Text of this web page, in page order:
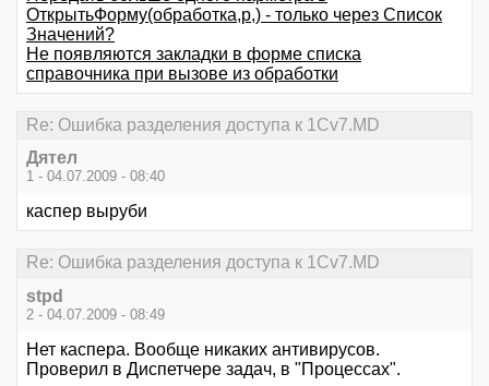
ОткрытьФорму(обработка,p,) - только через Список
Значений?
Не появляются закладки в форме списка
справочника при вызове из обработки
Re: Ошибка разделения доступа к 1Cv7.MD
Дятeл
1 - 04.07.2009 - 08:40
каспер выруби
Re: Ошибка разделения доступа к 1Cv7.MD
stpd
2 - 04.07.2009 - 08:49
Нет каспера. Вообще никаких антивирусов.
Проверил в Диспетчере задач, в "Процессах".